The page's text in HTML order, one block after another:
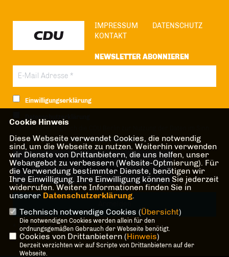
IMPRESSUM
DATENSCHUTZ
KONTAKT
NEWSLETTER ABONNIEREN
Einwilligungserklärung
der nachfolgenden Datenschutzerklärung.*
Anti-Roboter-Verifizierung
Hier klicken
Friendly Captcha ⇗
* Pflichtfeld!
Cookie Hinweis
Diese Webseite verwendet Cookies, die notwendig
sind, um die Webseite zu nutzen. Weiterhin verwenden
wir Dienste von Drittanbietern, die uns helfen, unser
Webangebot zu verbessern (Website-Optmierung). Für
die Verwendung bestimmter Dienste, benötigen wir
Ihre Einwilligung. Ihre Einwilligung können Sie jederzeit
widerrufen. Weitere Informationen finden Sie in
unserer Datenschutzerklärung.
Technisch notwendige Cookies (Übersicht)
Die notwendigen Cookies werden allein für den
ordnungsgemäßen Gebrauch der Webseite benötigt.
Cookies von Drittanbietern (Hinweis)
Derzeit verzichten wir auf Scripte von Drittanbietern auf der
Webseite.